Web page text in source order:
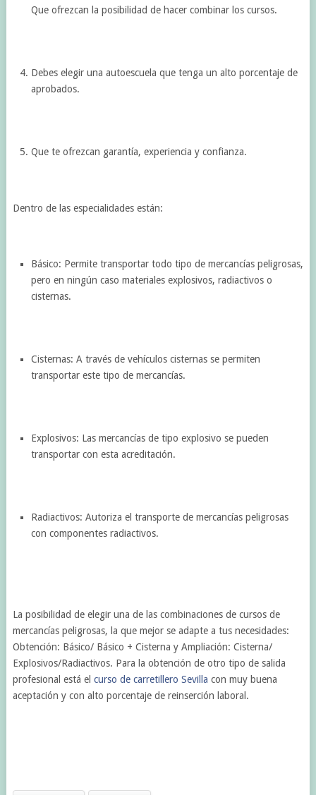
Que ofrezcan la posibilidad de hacer combinar los cursos.
Debes elegir una autoescuela que tenga un alto porcentaje de
aprobados.
Que te ofrezcan garantía, experiencia y confianza.
Dentro de las especialidades están:
Básico: Permite transportar todo tipo de mercancías peligrosas,
pero en ningún caso materiales explosivos, radiactivos o
cisternas.
Cisternas: A través de vehículos cisternas se permiten
transportar este tipo de mercancías.
Explosivos: Las mercancías de tipo explosivo se pueden
transportar con esta acreditación.
Radiactivos: Autoriza el transporte de mercancías peligrosas
con componentes radiactivos.
La posibilidad de elegir una de las combinaciones de cursos de
mercancías peligrosas, la que mejor se adapte a tus necesidades:
Obtención: Básico/ Básico + Cisterna y Ampliación: Cisterna/
Explosivos/Radiactivos. Para la obtención de otro tipo de salida
profesional está el curso de carretillero Sevilla con muy buena
aceptación y con alto porcentaje de reinserción laboral.